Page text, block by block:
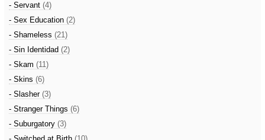
- Servant (4)
- Sex Education (2)
- Shameless (21)
- Sin Identidad (2)
- Skam (11)
- Skins (6)
- Slasher (3)
- Stranger Things (6)
- Suburgatory (3)